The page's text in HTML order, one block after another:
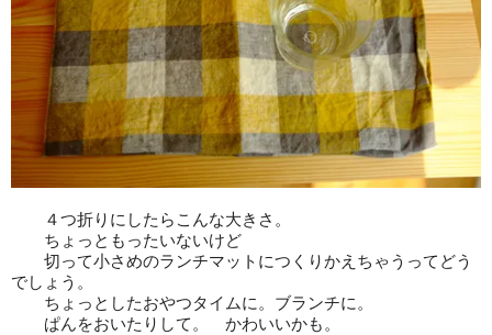
４つ折りにしたらこんな大きさ。
ちょっともったいないけど
切って小さめのランチマットにつくりかえちゃうってどう
でしょう。
ちょっとしたおやつタイムに。ブランチに。
ぱんをおいたりして。 かわいいかも。